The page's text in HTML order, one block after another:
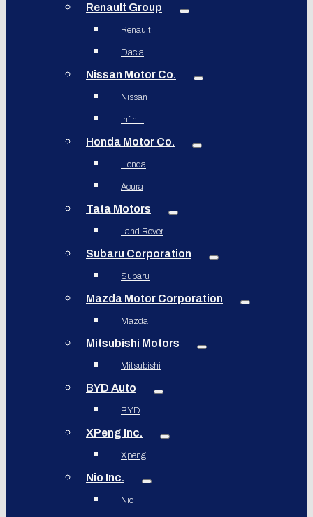
Renault Group
Renault
Dacia
Nissan Motor Co.
Nissan
Infiniti
Honda Motor Co.
Honda
Acura
Tata Motors
Land Rover
Subaru Corporation
Subaru
Mazda Motor Corporation
Mazda
Mitsubishi Motors
Mitsubishi
BYD Auto
BYD
XPeng Inc.
Xpeng
Nio Inc.
Nio